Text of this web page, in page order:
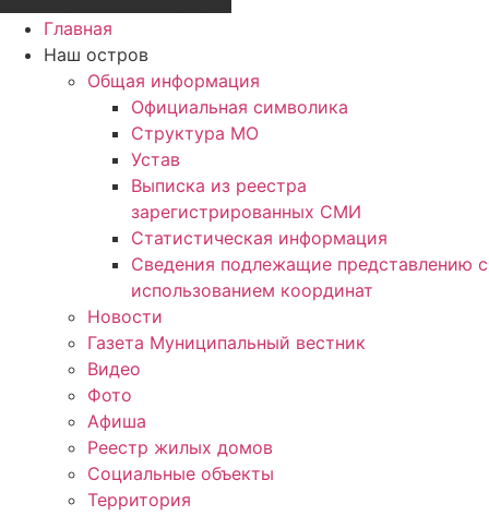
Главная
Наш остров
Общая информация
Официальная символика
Структура МО
Устав
Выписка из реестра
зарегистрированных СМИ
Статистическая информация
Сведения подлежащие представлению с
использованием координат
Новости
Газета Муниципальный вестник
Видео
Фото
Афиша
Реестр жилых домов
Социальные объекты
Территория